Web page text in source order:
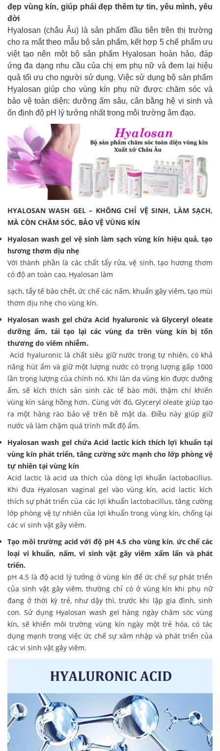
đẹp vùng kín, giúp phái đẹp thêm tự tin, yêu mình, yêu
đời
Hyalosan (châu Âu) là sản phẩm đầu tiên trên thị trường
cho ra mắt theo mẫu bộ sản phẩm, kết hợp 5 chế phẩm ưu
việt tạo nên một bộ sản phẩm Hyalosan hoàn hảo, đáp
ứng đa dạng nhu cầu của chị em phụ nữ và đem lại hiệu
quả tối ưu cho người sử dụng. Việc sử dụng bộ sản phẩm
Hyalosan giúp cho vùng kín phụ nữ được chăm sóc và
bảo vệ toàn diện: dưỡng ẩm sâu, cân bằng hệ vi sinh và
ổn định độ pH lý tưởng nhất trong môi trường âm đạo.
HYALOSAN WASH GEL – KHÔNG CHỈ VỆ SINH, LÀM SẠCH,
MÀ CÒN CHĂM SÓC, BẢO VỆ VÙNG KÍN
Hyalosan wash gel vệ sinh làm sạch vùng kín hiệu quả, tạo
hương thơm dịu nhẹ
Với thành phần là các chất tẩy rửa, vệ sinh, tạo hương thơm
có độ an toàn cao, Hyalosan làm
sạch, tẩy tế bào chết, ức chế các nấm, khuẩn gây viêm, tạo mùi
thơm dịu nhẹ cho vùng kín.
Hyalosan wash gel chứa Acid hyaluronic và Glyceryl oleate
dưỡng ẩm, tái tạo lại các vùng da trên vùng kín bị tổn
thương do viêm nhiễm.
Acid hyaluronic là chất siêu giữ nước trong tự nhiên, có khả
năng hút ẩm và giữ một lượng nước có trọng lượng gấp 1000
lần trọng lượng của chính nó. Khi làn da vùng kín được dưỡng
ẩm, sẽ kích thích sản sinh các tế bào mới, thậm chí khiến
vùng kín sáng hồng hơn. Cùng với đó, Glyceryl oleate giúp tạo
ra một hàng rào bảo vệ trên bề mặt da. Điều này giúp giữ
nước và làm chậm quá trình mất độ ẩm.
Hyalosan wash gel chứa Acid lactic kích thích lợi khuẩn tại
vùng kín phát triển, tăng cường sức mạnh cho lớp phòng vệ
tự nhiên tại vùng kín
Acid lactic là acid ưa thích của dòng lợi khuẩn lactobacillus.
Khi đưa Hyalosan vaginal gel vào vùng kín, acid lactic kích
thích sự phát triển của các lợi khuẩn lactobacillus, tăng cường
lớp phòng vệ tự nhiên của lợi khuẩn trong vùng kín, chống lại
các vi sinh vật gây viêm.
Tạo môi trường acid với độ pH 4.5 cho vùng kín, ức chế các
loại vi khuẩn, nấm, vi sinh vật gây viêm xấm lấn và phát
triển.
pH 4.5 là độ acid lý tưởng ở vùng kín để ức chế sự phát triển
của sinh vật gây viêm, thường chỉ có ở vùng kín khi phụ nữ
đang ở thời kỳ trẻ, như dậy thì, trước khi lập gia đình, sinh
con. Sử dụng Hyalosan wash gel hàng ngày chăm sóc vùng
kín, sẽ khiến môi trường vùng kín ngày một trẻ hóa, có tác
dụng mạnh trong việc ức chế sự xâm nhập và phát triển của
các vi sinh vật gây viêm.